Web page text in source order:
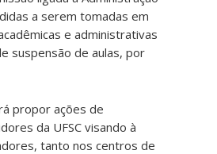
a serem tomadas em
e administrativas
suspensão de aulas, por
propor ações de
da UFSC visando à
tanto nos centros de